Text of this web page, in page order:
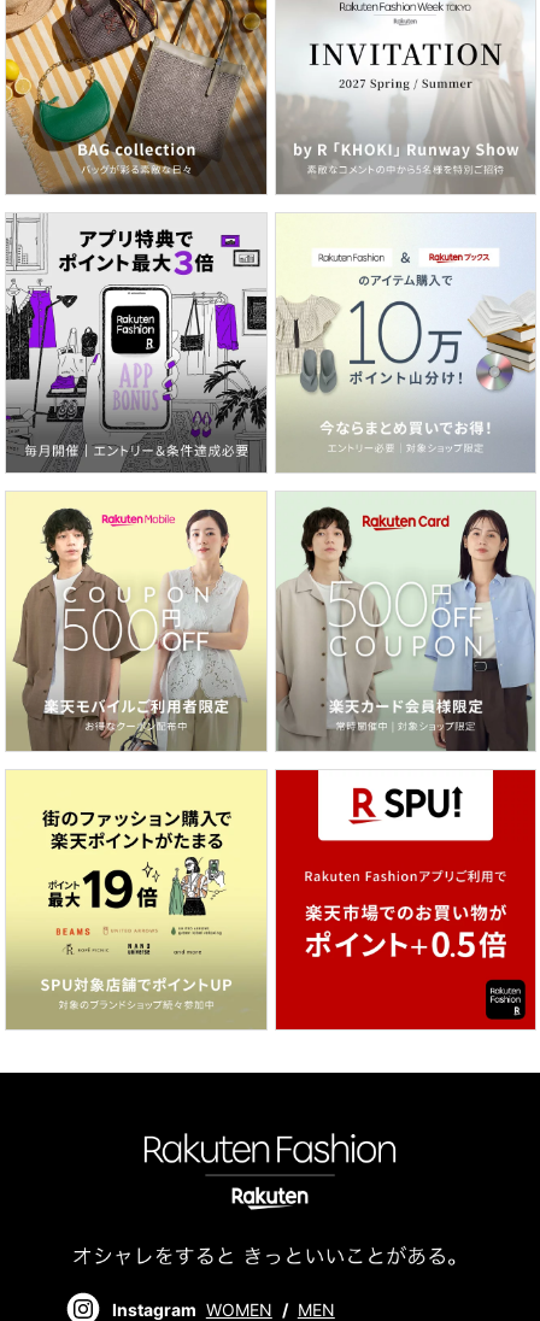
Instagram WOMEN / MEN